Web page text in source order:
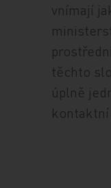
vnímají
těchto
úplně